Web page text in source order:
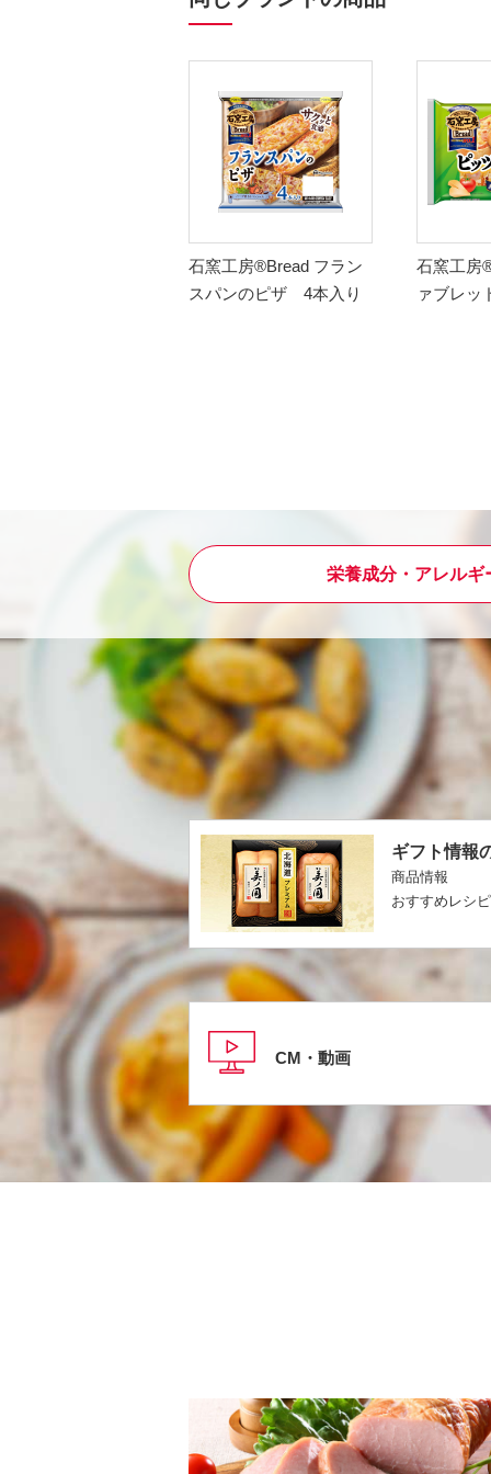
石窯工房®Bread フラン
スパンのピザ 4本入り
石窯工房
ァブレ
栄養成分・アレルギ
ギフト情報
商品情報
おすすめレシ
CM・動画